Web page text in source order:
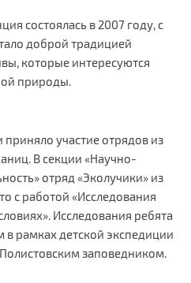
состоялась в 2007 году, с
доброй традицией
которые интересуются
природы.
участие отрядов из
В секции «Научно-
отряд «Эколучики» из
с работой «Исследования
Исследования ребята
рамках детской экспедиции
заповедником.